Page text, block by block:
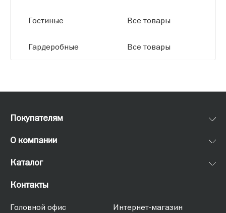
Гостиные
Гардеробные
Все товары
Все товары
Покупателям
О компании
Каталог
Контакты
Головной офис
Интернет-магазин